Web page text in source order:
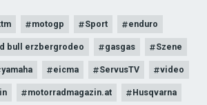
motogp Sport enduro
bull erzbergrodeo gasgas Szene
yamaha eicma ServusTV video
motorradmagazin.at Husqvarna